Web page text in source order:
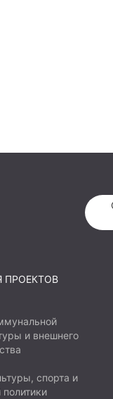
ПРОЕКТОВ
и внешнего
спорта и